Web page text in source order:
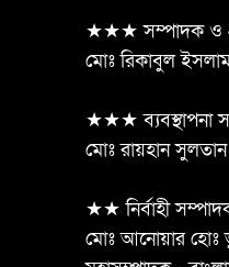
★★★ সম্পাদক ও
মোঃ রিকাবুল
★★★ ব্যবস্থাপনা
মোঃ রায়হান
★★ নির্বাহী
মোঃ আনোয়ার হোঃ